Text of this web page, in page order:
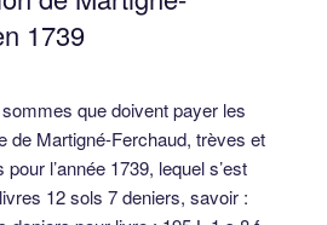
1739
que doivent payer les
de Martigné-Ferchaud, trèves et
l’année 1739, lequel s’est
12 sols 7 deniers, savoir :